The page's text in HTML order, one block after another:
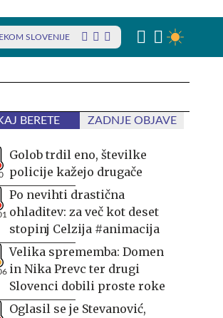
SLOVENIJE
BERETE ZADNJE OBJAVE
Golob trdil eno, številke
policije kažejo drugače
Po nevihti drastična
ohladitev: za več kot deset
stopinj Celzija #animacija
Velika sprememba: Domen
in Nika Prevc ter drugi
Slovenci dobili proste roke
Oglasil se je Stevanović,